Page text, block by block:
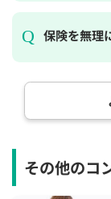
保険を無理
その他のコ